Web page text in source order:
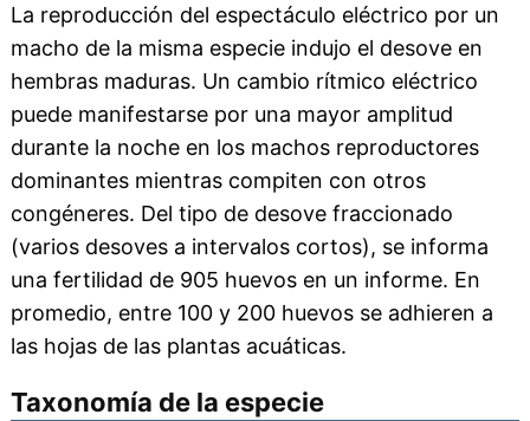
La reproducción del espectáculo eléctrico por un
macho de la misma especie indujo el desove en
hembras maduras. Un cambio rítmico eléctrico
puede manifestarse por una mayor amplitud
durante la noche en los machos reproductores
dominantes mientras compiten con otros
congéneres. Del tipo de desove fraccionado
(varios desoves a intervalos cortos), se informa
una fertilidad de 905 huevos en un informe. En
promedio, entre 100 y 200 huevos se adhieren a
las hojas de las plantas acuáticas.
Taxonomía de la especie